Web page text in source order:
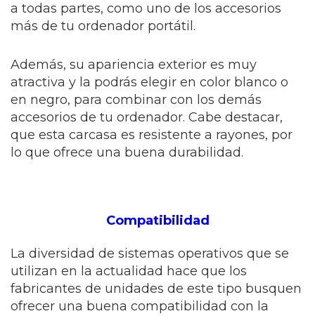
a todas partes, como uno de los accesorios
más de tu ordenador portátil.
Además, su apariencia exterior es muy
atractiva y la podrás elegir en color blanco o
en negro, para combinar con los demás
accesorios de tu ordenador. Cabe destacar,
que esta carcasa es resistente a rayones, por
lo que ofrece una buena durabilidad.
Compatibilidad
La diversidad de sistemas operativos que se
utilizan en la actualidad hace que los
fabricantes de unidades de este tipo busquen
ofrecer una buena compatibilidad con la